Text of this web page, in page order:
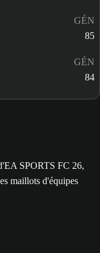
GÉN
85
GÉN
84